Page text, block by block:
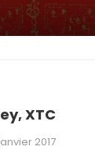
XTC
2017